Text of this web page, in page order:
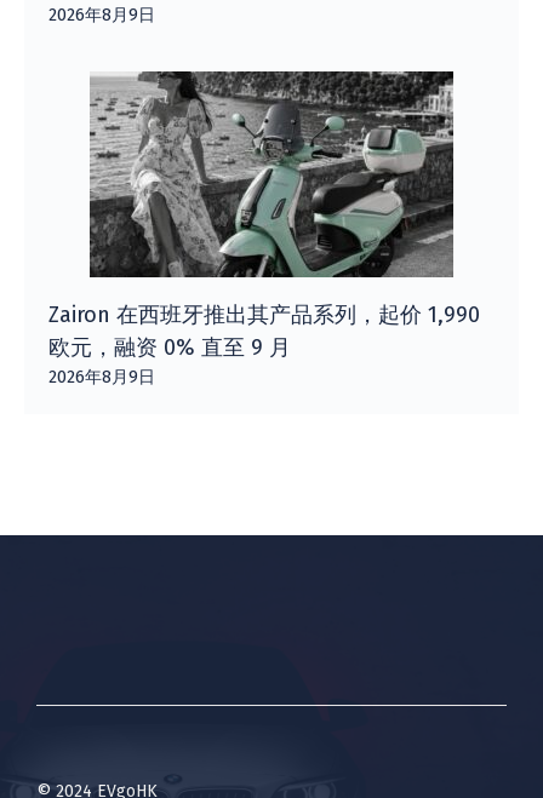
2026年8月9日
Zairon 在西班牙推出其产品系列，起价 1,990
欧元，融资 0% 直至 9 月
2026年8月9日
© 2024 EVgoHK